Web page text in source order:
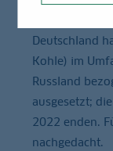
Deutschland
Kohle) im
Russland
ausgesetzt;
2022 enden.
nachgedacht.